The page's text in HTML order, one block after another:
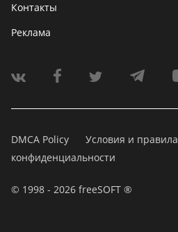
Контакты
Реклама
DMCA Policy Условия и правила
конфиденциальности
© 1998 - 2026 freeSOFT ®